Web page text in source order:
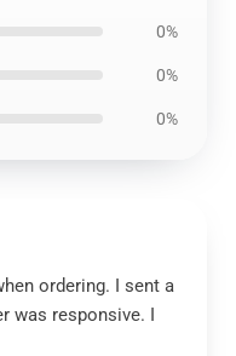
0%
0%
0%
ordering. I sent a
was responsive. I